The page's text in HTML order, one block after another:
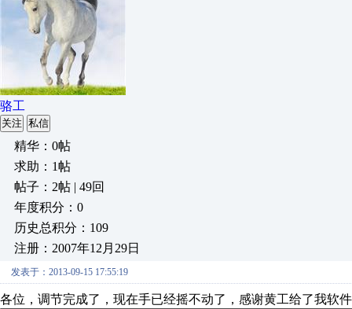
骆工
关注 私信
精华：0帖
求助：1帖
帖子：2帖 | 49回
年度积分：0
历史总积分：109
注册：2007年12月29日
发表于：2013-09-15 17:55:19
各位，调节完成了，现在手已经摇不动了，感谢黄工给了我软